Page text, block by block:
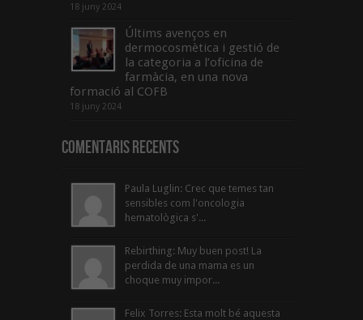
18 juny 2024
Últims avenços en
dermocosmètica i gestió de
la categoria a l’oficina de
farmàcia, en una nova
formació al COFB
18 juny 2024
Comentaris Recents
Paula Luglin: Crec que temes tan
sensibles com l'oncologia
hematològica s'...
Rebirthing: Muy buen post! La
perdida de una mama es un
choque muy impor...
Felix Torres: Esta molt bé aquesta